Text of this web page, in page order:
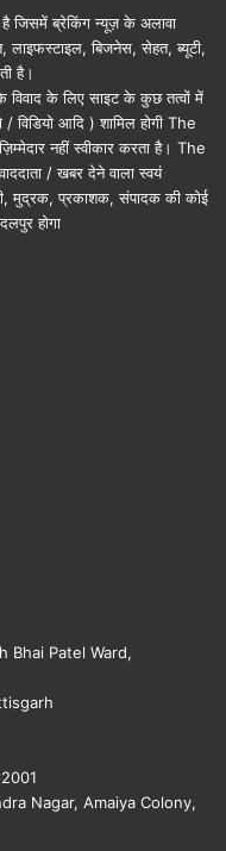
है जिसमें ब्रेकिंग न्यूज़ के अलावा
लाइफस्टाइल, बिजनेस, सेहत, ब्यूटी,
है।
विवाद के लिए साइट के कुछ तत्वों में
/ विडियो आदि ) शामिल होगी The
नहीं स्वीकार करता है। The
/ खबर देने वाला स्वयं
मुद्रक, प्रकाशक, संपादक की कोई
होगा
Bhai Patel Ward,
Nagar, Amaiya Colony,